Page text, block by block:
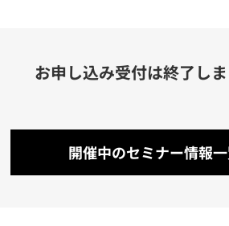
お申し込み受付は終了しま
開催中のセミナー情報